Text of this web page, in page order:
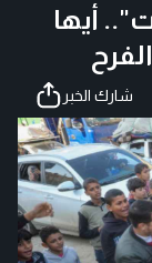
أيها
شارك الخبر